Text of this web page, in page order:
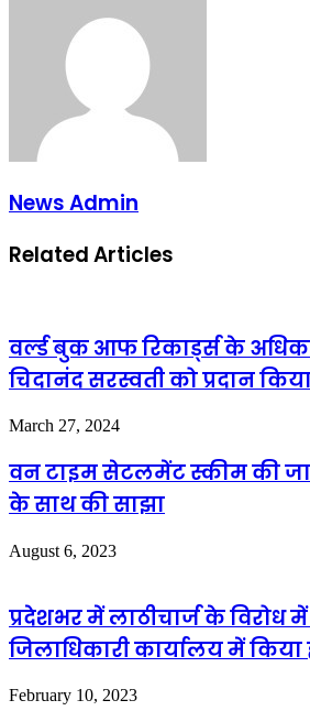
News Admin
Related Articles
वर्ल्ड बुक आफ रिकार्ड्स के
चिदानंद सरस्वती को प्रदान
March 27, 2024
वन टाइम सेटलमेंट स्कीम की
के साथ की साझा
August 6, 2023
प्रदेशभर में लाठीचार्ज के
जिलाधिकारी कार्यालय में
February 10, 2023